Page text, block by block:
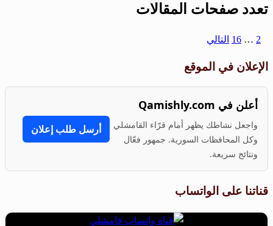
تعدد صفحات المقالات
2
…
16 التالي
الإعلان في الموقع
أعلن في Qamishly.com
واجعل نشاطك يظهر أمام قرّاء القامشلي
وكل المحافظات السورية. جمهور فعّال
ونتائج سريعة.
أرسل طلب إعلان
قناتنا على الواتساب